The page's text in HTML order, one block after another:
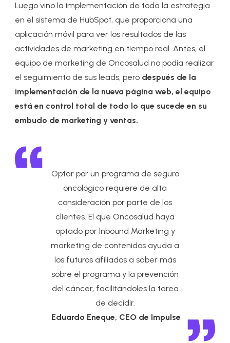
Luego vino la implementación de toda la estrategia
en el sistema de HubSpot, que proporciona una
aplicación móvil para ver los resultados de las
actividades de marketing en tiempo real. Antes, el
equipo de marketing de Oncosalud no podía realizar
el seguimiento de sus leads, pero después de la
implementación de la nueva página web, el equipo
está en control total de todo lo que sucede en su
embudo de marketing y ventas.
Optar por un programa de seguro
oncológico requiere de alta
consideración por parte de los
clientes. El que Oncosalud haya
optado por Inbound Marketing y
marketing de contenidos ayuda a
los futuros afiliados a saber más
sobre el programa y la prevención
del cáncer, facilitándoles la tarea
de decidir.
Eduardo Eneque, CEO de Impulse